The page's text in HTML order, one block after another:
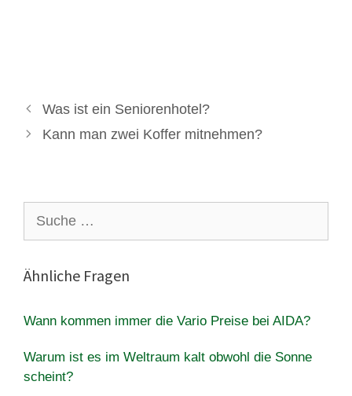
Was ist ein Seniorenhotel?
Kann man zwei Koffer mitnehmen?
nach:
Ähnliche Fragen
Wann kommen immer die Vario Preise bei AIDA?
Warum ist es im Weltraum kalt obwohl die Sonne
scheint?